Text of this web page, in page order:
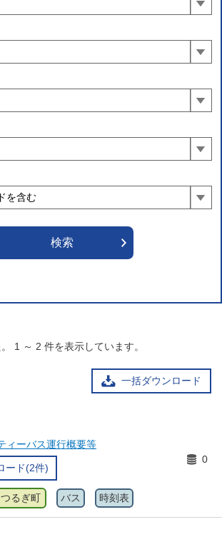
1 ～ 2 件を表示しています。
一括ダウンロード
ィーバス運行概要等
ード(2件)
0
つるぎ町 バス 時刻表